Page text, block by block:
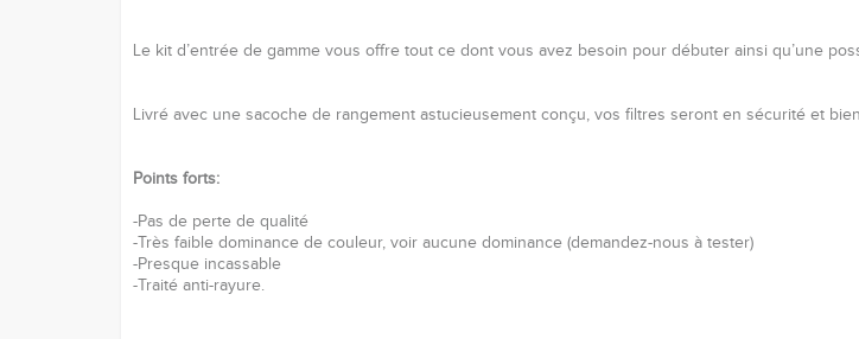
Le kit d’entrée de gamme vous offre tout ce dont vous avez besoin pour débuter ainsi qu’une
Livré avec une sacoche de rangement astucieusement conçu, vos filtres seront en sécurité et
Points forts:
-Pas de perte de qualité
-Très faible dominance de couleur, voir aucune dominance (demandez-nous à tester)
-Presque incassable
-Traité anti-rayure.